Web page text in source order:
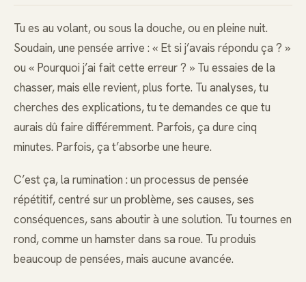
Tu es au volant, ou sous la douche, ou en pleine nuit.
Soudain, une pensée arrive : « Et si j’avais répondu ça ? »
ou « Pourquoi j’ai fait cette erreur ? » Tu essaies de la
chasser, mais elle revient, plus forte. Tu analyses, tu
cherches des explications, tu te demandes ce que tu
aurais dû faire différemment. Parfois, ça dure cinq
minutes. Parfois, ça t’absorbe une heure.
C’est ça, la rumination : un processus de pensée
répétitif, centré sur un problème, ses causes, ses
conséquences, sans aboutir à une solution. Tu tournes en
rond, comme un hamster dans sa roue. Tu produis
beaucoup de pensées, mais aucune avancée.